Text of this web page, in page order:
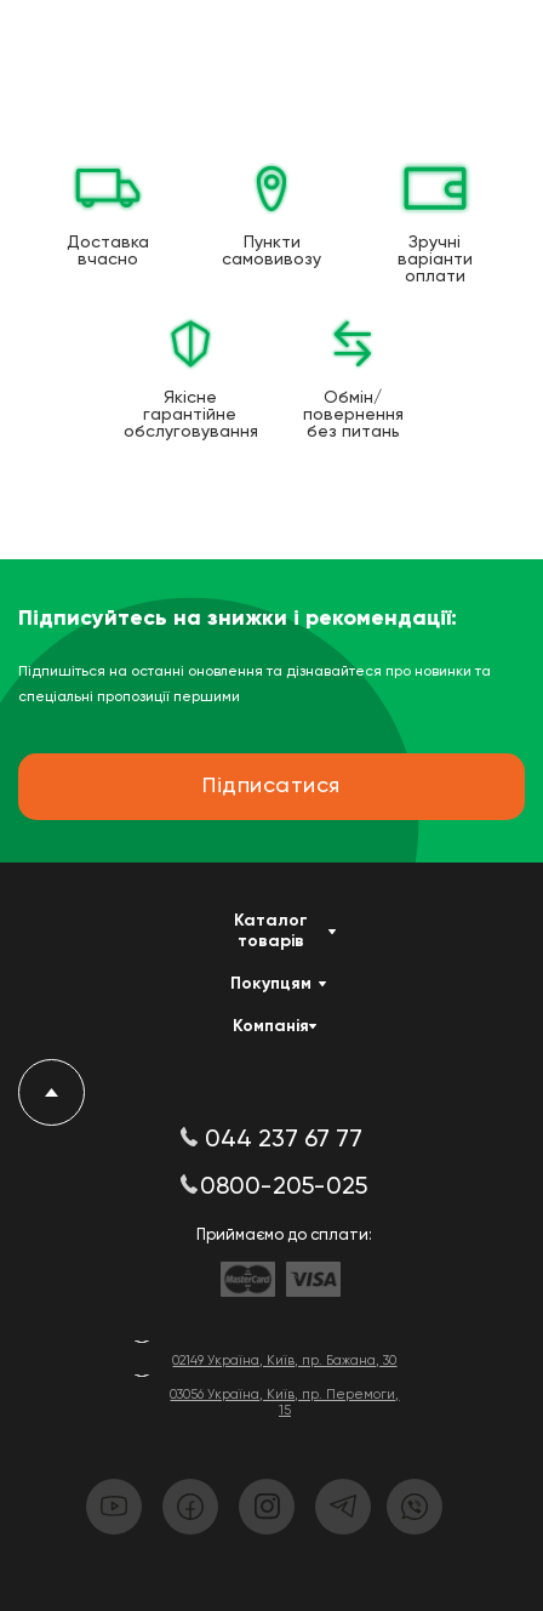
Доставка
вчасно
Пункти
самовивозу
Зручні
варіанти
оплати
Якісне
гарантійне
обслуговування
Обмін/
повернення
без питань
Підписуйтесь на знижки і рекомендації:
Підпишіться на останні оновлення та дізнавайтеся про новинки та
спеціальні пропозиції першими
Підписатися
02149 Україна, Київ, пр. Бажана, 30
03056 Україна, Київ, пр. Перемоги,
15
Каталог
товарів
Покупцям
Компанія
044 237 67 77
0800-205-025
Приймаємо до сплати: